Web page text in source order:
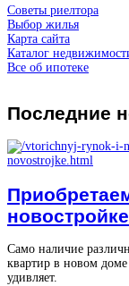
Советы риелтора
Выбор жилья
Карта сайта
Каталог
Все об ипотеке
Последние
новостройке
Само наличие
квартир в новом
удивляет.